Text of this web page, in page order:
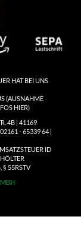
HAT BEI UNS
(AUSNAHME
HIER)
4B | 41169
- 65339 64 |
ID
§ 55RSTV